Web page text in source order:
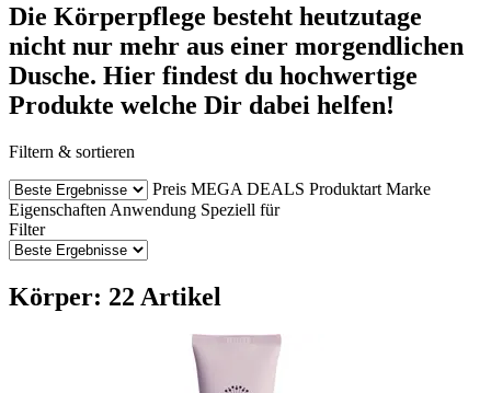
Die Körperpflege besteht heutzutage
nicht nur mehr aus einer morgendlichen
Dusche. Hier findest du hochwertige
Produkte welche Dir dabei helfen!
Filtern & sortieren
Preis MEGA DEALS Produktart Marke
Eigenschaften Anwendung Speziell für
Filter
Körper: 22 Artikel